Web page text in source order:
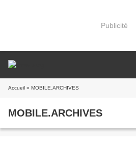
Publicité
Accueil » MOBILE.ARCHIVES
MOBILE.ARCHIVES